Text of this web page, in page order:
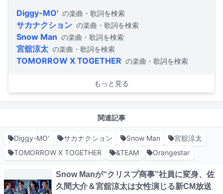
Diggy-MO' の楽曲・歌詞を検索
サカナクション の楽曲・歌詞を検索
Snow Man の楽曲・歌詞を検索
宮舘涼太 の楽曲・歌詞を検索
TOMORROW X TOGETHER の楽曲・歌詞を検索
もっと見る
関連記事
Diggy-MO' サカナクション Snow Man
宮舘涼太
TOMORROW X TOGETHER
&TEAM Orangestar
Snow Manが“クリスプ商事”社員に変身、佐
久間大介＆宮舘涼太は女性演じる新CM放送